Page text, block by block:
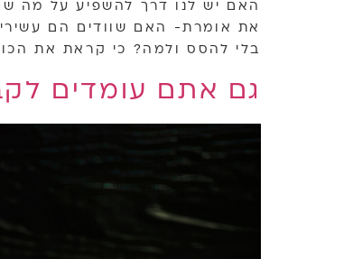
האם יש לנו דרך להשפיע על מה
את אומרת- האם שוודים הם
בלי להסס ולמה? כי קראת את
גם אתם עומדים לקבל 6,800,000$?? (+250